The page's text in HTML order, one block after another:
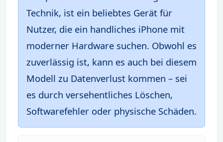
Technik, ist ein beliebtes Gerät für
Nutzer, die ein handliches iPhone mit
moderner Hardware suchen. Obwohl es
zuverlässig ist, kann es auch bei diesem
Modell zu Datenverlust kommen – sei
es durch versehentliches Löschen,
Softwarefehler oder physische Schäden.